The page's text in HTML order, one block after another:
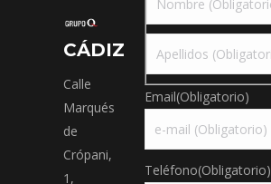
CÁDIZ
Calle
Marqués
de
Crópani,
1,
Apellidos
Email(Obligatorio)
Teléfono(Obligatorio)